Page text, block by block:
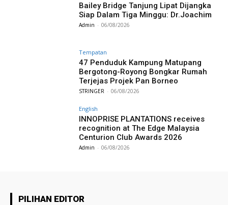
Bailey Bridge Tanjung Lipat Dijangka
Siap Dalam Tiga Minggu: Dr.Joachim
Admin - 06/08/2026
Tempatan
47 Penduduk Kampung Matupang
Bergotong-Royong Bongkar Rumah
Terjejas Projek Pan Borneo
STRINGER - 06/08/2026
English
INNOPRISE PLANTATIONS receives
recognition at The Edge Malaysia
Centurion Club Awards 2026
Admin - 06/08/2026
PILIHAN EDITOR